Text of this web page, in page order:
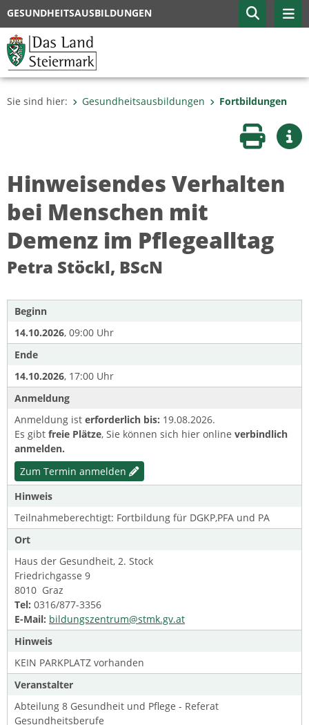
GESUNDHEITSAUSBILDUNGEN
Sie sind hier: Gesundheitsausbildungen Fortbildungen
Seite
Hinweisendes Verhalten
bei Menschen mit
Demenz im Pflegealltag
Petra Stöckl, BScN
Beginn
14.10.2026, 09:00 Uhr
Ende
14.10.2026, 17:00 Uhr
Anmeldung
Anmeldung ist erforderlich bis: 19.08.2026.
Es gibt freie Plätze, Sie können sich hier online verbindlich
anmelden.
Zum Termin anmelden
Hinweis
Teilnahmeberechtigt: Fortbildung für DGKP,PFA und PA
Ort
Haus der Gesundheit, 2. Stock
Friedrichgasse 9
8010 Graz
Tel: 0316/877-3356
E-Mail: bildungszentrum@stmk.gv.at
Hinweis
KEIN PARKPLATZ vorhanden
Veranstalter
Abteilung 8 Gesundheit und Pflege - Referat
Gesundheitsberufe